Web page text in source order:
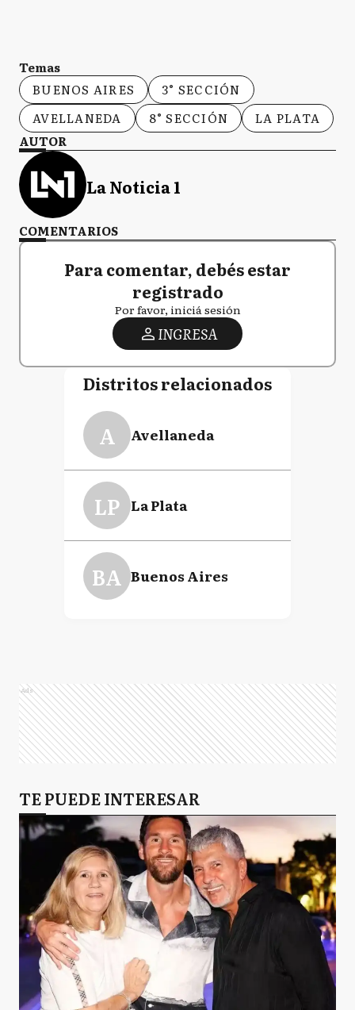
Temas
BUENOS AIRES
3° SECCIÓN
AVELLANEDA
8° SECCIÓN
LA PLATA
AUTOR
La Noticia 1
COMENTARIOS
Para comentar, debés estar
registrado
Por favor, iniciá sesión
INGRESA
Distritos relacionados
A Avellaneda
LP La Plata
BA Buenos Aires
Ads
TE PUEDE INTERESAR